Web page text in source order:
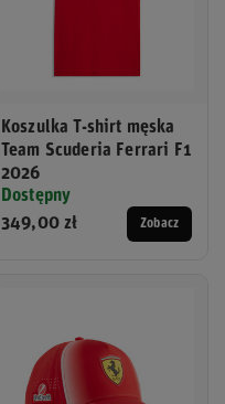
Koszulka T-shirt męska
Team Scuderia Ferrari F1
2026
Dostępny
349,00 zł
Zobacz